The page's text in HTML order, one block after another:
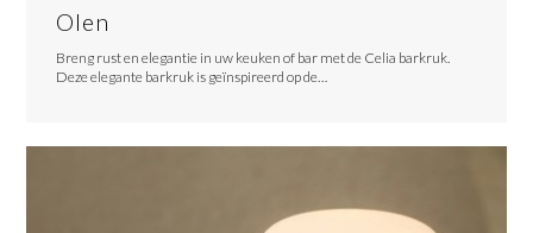
Olen
Breng rust en elegantie in uw keuken of bar met de Celia barkruk.
Deze elegante barkruk is geïnspireerd op de…